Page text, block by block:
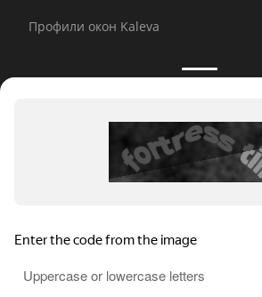
Профили окон Kaleva
Принимаем к оплате:
E-mail рассылка